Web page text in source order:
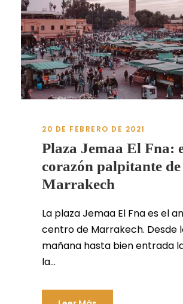
20 DE FEBRERO DE 2021
Plaza Jemaa El Fna:
corazón palpitante de
Marrakech
La plaza Jemaa El Fna es el
centro de Marrakech. Desde
mañana hasta bien entrada
la...